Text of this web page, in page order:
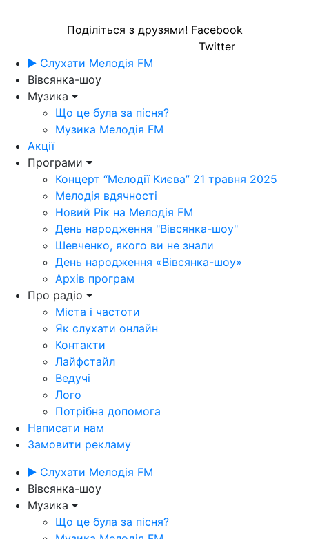
Поділіться з друзями! Facebook
Twitter
Слухати Мелодія FM
Вівсянка-шоу
Музика
Що це була за пісня?
Музика Мелодія FM
Акції
Програми
Концерт “Мелодії Києва” 21 травня 2025
Мелодія вдячності
Новий Рік на Мелодія FM
День народження "Вівсянка-шоу"
Шевченко, якого ви не знали
День народження «Вівсянка-шоу»
Архів програм
Про радіо
Міста і частоти
Як слухати онлайн
Контакти
Лайфстайл
Ведучі
Лого
Потрібна допомога
Написати нам
Замовити рекламу
Слухати Мелодія FM
Вівсянка-шоу
Музика
Що це була за пісня?